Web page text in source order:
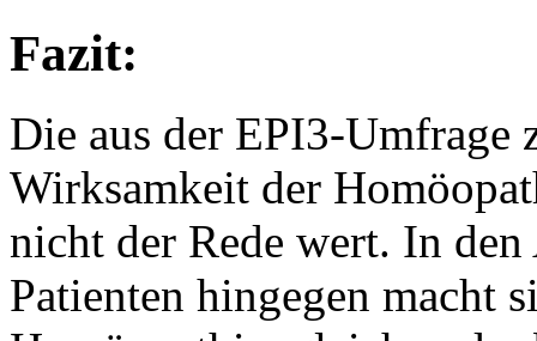
Fazit:
Die aus der EPI3-Umfrage
Wirksamkeit der
nicht der Rede wert. In
Patienten hingegen macht